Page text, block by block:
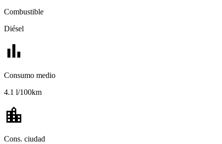
Combustible
Diésel
bar_chart
Consumo medio
4.1 l/100km
location_city
Cons. ciudad